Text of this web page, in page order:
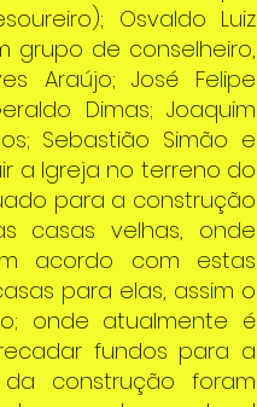
Osvaldo Luiz
grupo de conselheiro,
Araújo; José Felipe
Dimas; Joaquim
Sebastião Simão e
a Igreja no terreno do
para a construção
casas velhas, onde
acordo com estas
para elas, assim o
onde atualmente é
fundos para a
construção foram